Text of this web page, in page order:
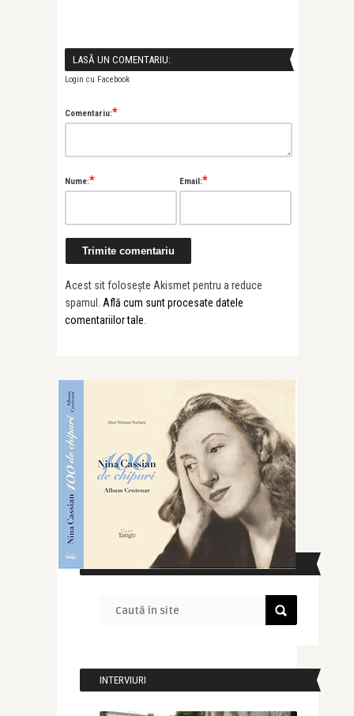
LASĂ UN COMENTARIU:
Login cu Facebook
Comentariu:*
Nume:* Email:*
Acest sit folosește Akismet pentru a reduce
spamul. Află cum sunt procesate datele
comentariilor tale
CAUTĂ ÎN SITE
INTERVIURI